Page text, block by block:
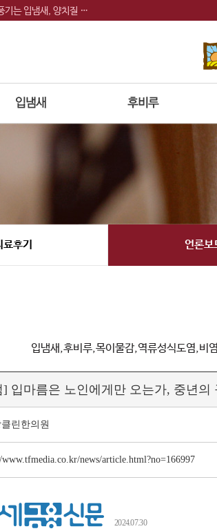
기는 입냄새, 양치질 …
료후기 언론보
입냄새,후비루,목이물감,역류성식도염,비
입마름은 노인에게만 오는가, 중년의
린한의원
www.tfmedia.co.kr/news/article.html?no=166997
2024.07.30